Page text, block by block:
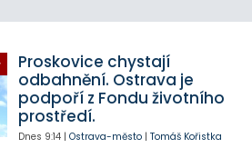
Proskovice chystají
odbahnění. Ostrava je
podpoří z Fondu životního
prostředí.
Dnes 9:14| Ostrava-město| Tomáš Kořistka